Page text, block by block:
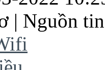
| Nguồn